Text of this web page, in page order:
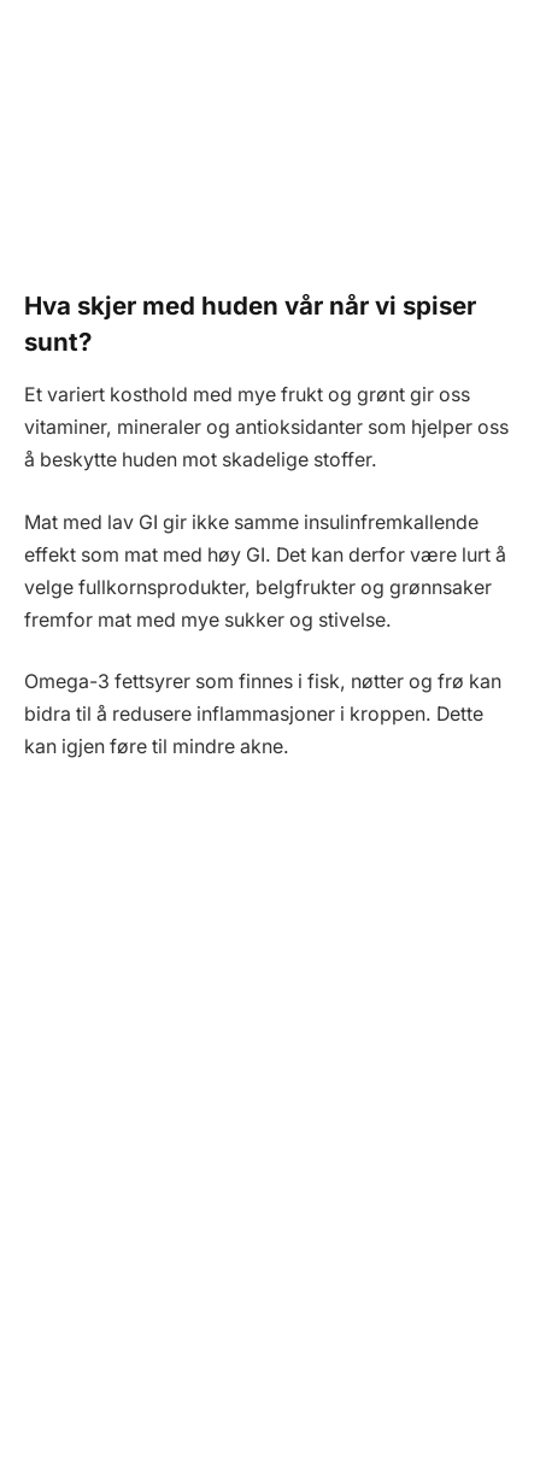
Hva skjer med huden vår når vi spiser
sunt?
Et variert kosthold med mye frukt og grønt gir oss
vitaminer, mineraler og antioksidanter som hjelper oss
å beskytte huden mot skadelige stoffer.
Mat med lav GI gir ikke samme insulinfremkallende
effekt som mat med høy GI. Det kan derfor være lurt å
velge fullkornsprodukter, belgfrukter og grønnsaker
fremfor mat med mye sukker og stivelse.
Omega-3 fettsyrer som finnes i fisk, nøtter og frø kan
bidra til å redusere inflammasjoner i kroppen. Dette
kan igjen føre til mindre akne.